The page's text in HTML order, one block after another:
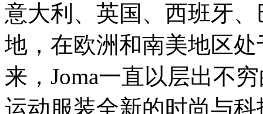
意大利、英国、西班牙
地，在欧洲和南美地区
来，Joma一直以层出不
运动服装全新的时尚与